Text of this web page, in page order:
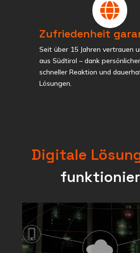

Zufriedenheit
Seit über 15 Jahren vertrauen
aus Südtirol – dank
schneller Reaktion und
Lösungen.
Digitale